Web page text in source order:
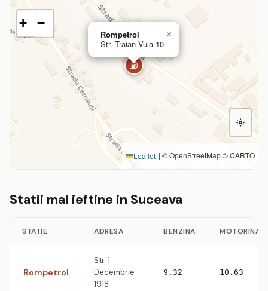
⛽
Rompetrol
Str. Traian Vuia 10
×
+ −
Leaflet | © OpenStreetMap © CARTO
Statii mai ieftine in Suceava
STATIE ADRESA BENZINA MOTORINA
Rompetrol
Str. 1
Decembrie
1918
9.32 10.63